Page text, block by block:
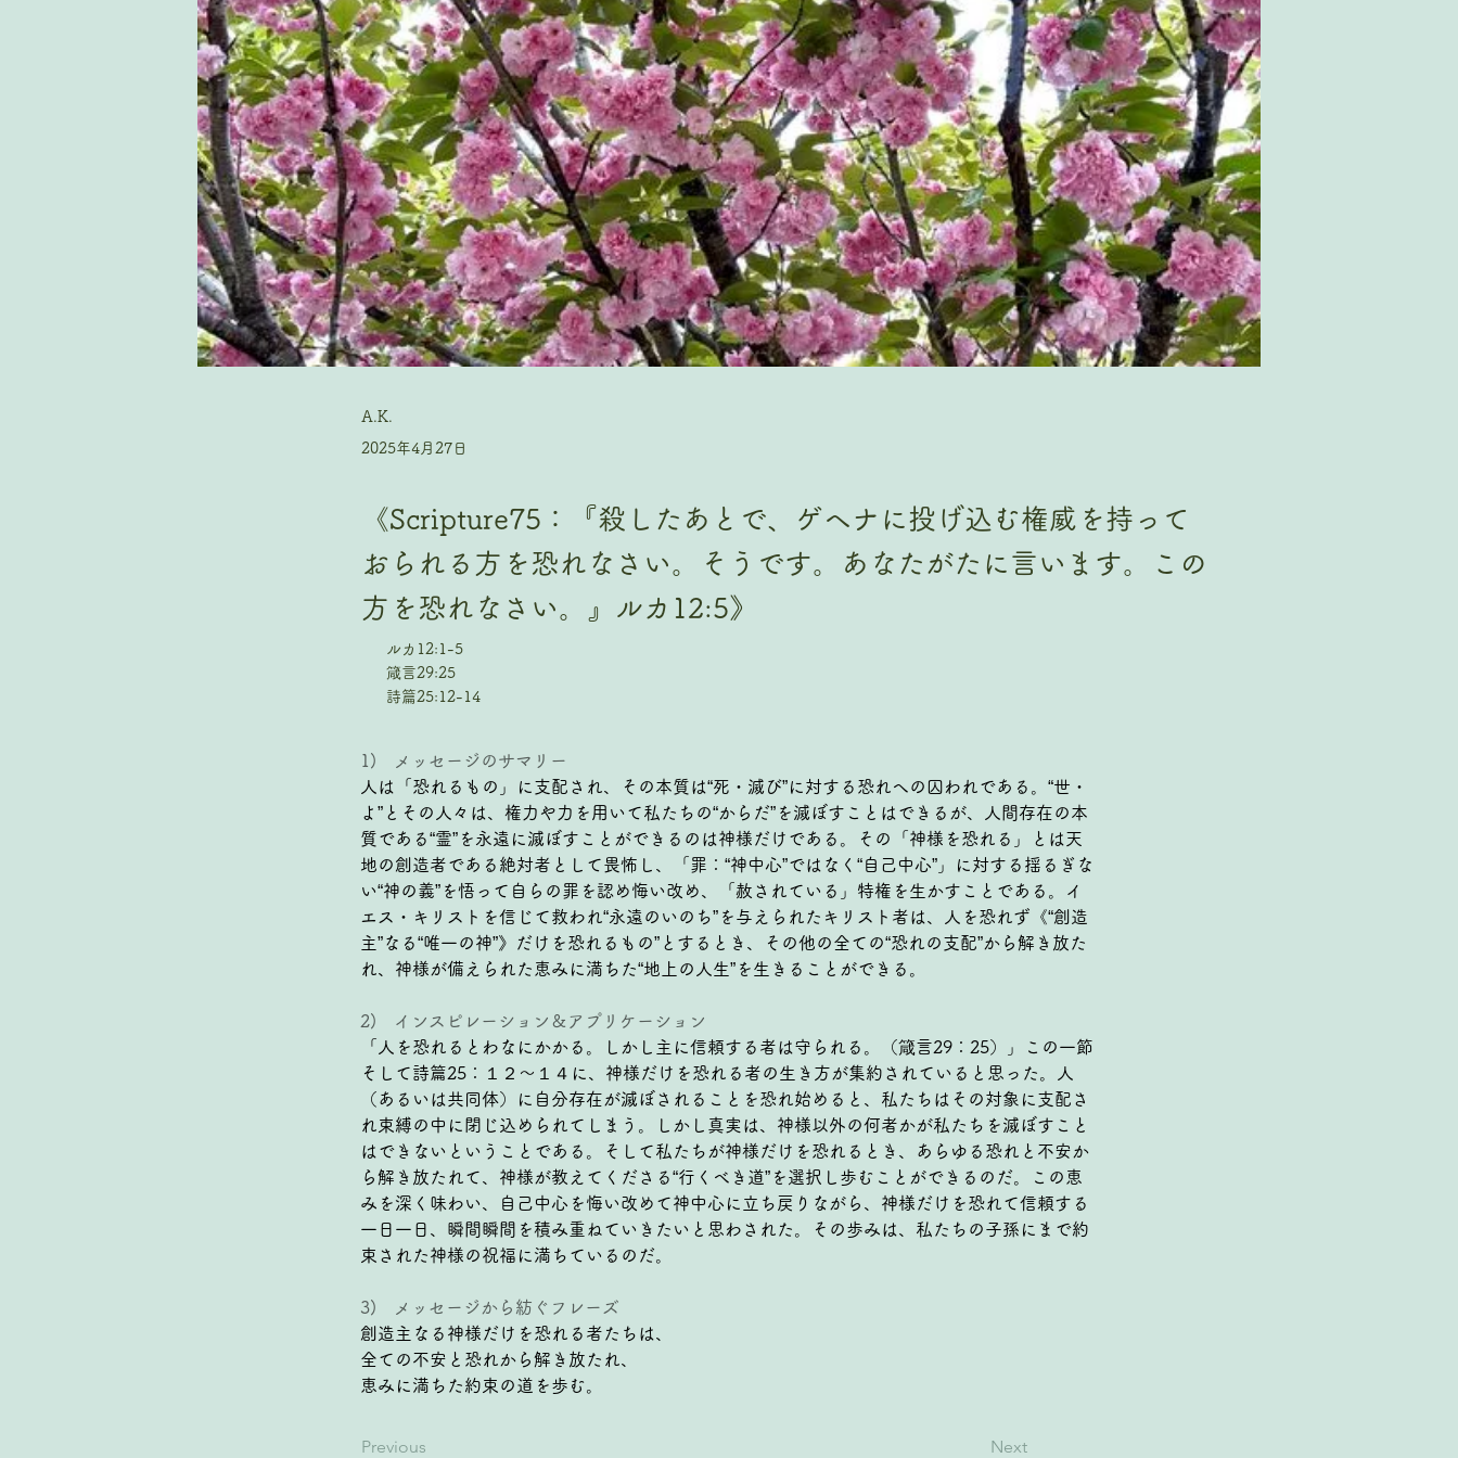
A.K.
2025年4月27日
《Scripture75：『殺したあとで、ゲヘナに投げ込む権威を持って
おられる方を恐れなさい。そうです。あなたがたに言います。この
方を恐れなさい。』ルカ12:5》
ルカ12:1-5
箴言29:25
詩篇25:12-14
1)   メッセージのサマリー
人は「恐れるもの」に支配され、その本質は“死・滅び”に対する恐れへの囚われである。“世・
よ”とその人々は、権力や力を用いて私たちの“からだ”を滅ぼすことはできるが、人間存在の本
質である“霊”を永遠に滅ぼすことができるのは神様だけである。その「神様を恐れる」とは天
地の創造者である絶対者として畏怖し、「罪：“神中心”ではなく“自己中心”」に対する揺るぎな
い“神の義”を悟って自らの罪を認め悔い改め、「赦されている」特権を生かすことである。イ
エス・キリストを信じて救われ“永遠のいのち”を与えられたキリスト者は、人を恐れず《“創造
主”なる“唯一の神”》だけを恐れるもの”とするとき、その他の全ての“恐れの支配”から解き放た
れ、神様が備えられた恵みに満ちた“地上の人生”を生きることができる。
2)   インスピレーション＆アプリケーション
「人を恐れるとわなにかかる。しかし主に信頼する者は守られる。（箴言29：25）」この一節
そして詩篇25：１２〜１４に、神様だけを恐れる者の生き方が集約されていると思った。人
（あるいは共同体）に自分存在が滅ぼされることを恐れ始めると、私たちはその対象に支配さ
れ束縛の中に閉じ込められてしまう。しかし真実は、神様以外の何者かが私たちを滅ぼすこと
はできないということである。そして私たちが神様だけを恐れるとき、あらゆる恐れと不安か
ら解き放たれて、神様が教えてくださる“行くべき道”を選択し歩むことができるのだ。この恵
みを深く味わい、自己中心を悔い改めて神中心に立ち戻りながら、神様だけを恐れて信頼する
一日一日、瞬間瞬間を積み重ねていきたいと思わされた。その歩みは、私たちの子孫にまで約
束された神様の祝福に満ちているのだ。
3)   メッセージから紡ぐフレーズ
創造主なる神様だけを恐れる者たちは、
全ての不安と恐れから解き放たれ、
恵みに満ちた約束の道を歩む。
Previous Next